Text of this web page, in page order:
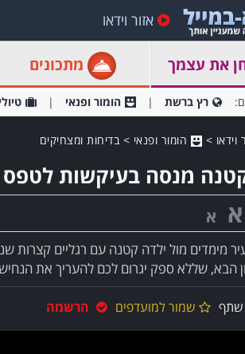
אזור וידאו
את עצמך מתכונים
רץ ברשת הומור ופנאי
וידאו > הומור ופנאי >בדיחות ומצחיקים
מנסה בעיקשות לטפס
א א
מימדים מול ילדה קטנה עם רגליים
הבא, שללא ספק יגרום לכם להעריך את
שתף שמור למועדפים הרשמה